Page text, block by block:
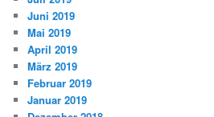
Juni 2019
Mai 2019
April 2019
März 2019
Februar 2019
Januar 2019